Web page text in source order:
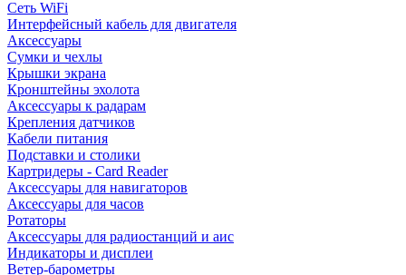
Сеть WiFi
Интерфейсный кабель для двигателя
Аксессуары
Сумки и чехлы
Крышки экрана
Кронштейны эхолота
Аксессуары к радарам
Крепления датчиков
Кабели питания
Подставки и столики
Картридеры - Card Reader
Аксессуары для навигаторов
Аксессуары для часов
Ротаторы
Аксессуары для радиостанций и аис
Индикаторы и дисплеи
Ветер-барометры